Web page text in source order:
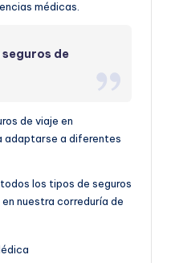
médicas.
de
de viaje en
adaptarse a diferentes
los tipos de seguros
nuestra correduría de